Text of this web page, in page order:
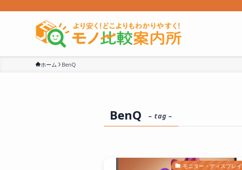
ホーム BenQ
BenQ – tag –
モニター・ディスプレイ